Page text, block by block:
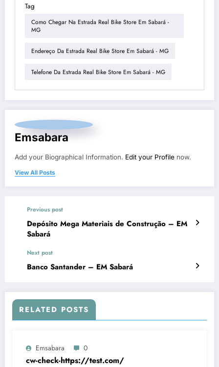
Tag
Como Chegar Na Estrada Real Bike Store Em Sabará -
MG
Endereço Da Estrada Real Bike Store Em Sabará - MG
Telefone Da Estrada Real Bike Store Em Sabará - MG
Emsabara
Add your Biographical Information. Edit your Profile now.
View All Posts
Previous post
Depósito Mega Materiais de Construção – EM
Sabará
Next post
Banco Santander – EM Sabará
RELATED POSTS
Emsabara 0
cw-check-https://test.com/